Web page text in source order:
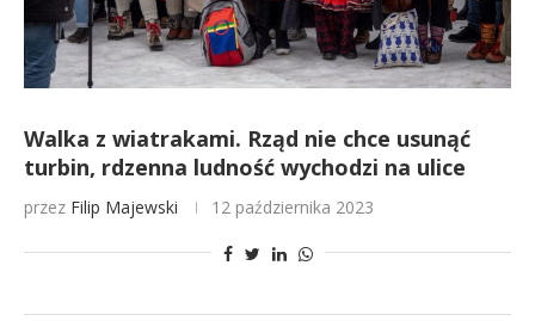
Walka z wiatrakami. Rząd nie chce usunąć
turbin, rdzenna ludność wychodzi na ulice
przez Filip Majewski 12 października 2023